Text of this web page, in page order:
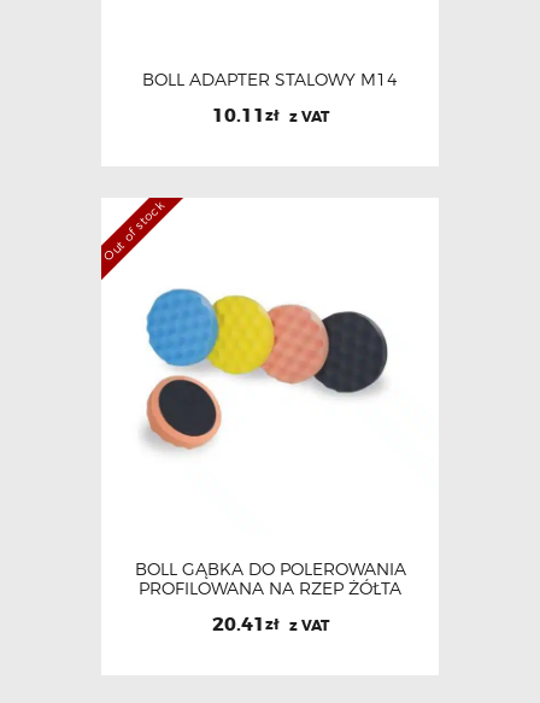
BOLL ADAPTER STALOWY M14
10.11zł z VAT
Out of stock
BOLL GĄBKA DO POLEROWANIA
PROFILOWANA NA RZEP ŻÓŁTA
20.41zł z VAT